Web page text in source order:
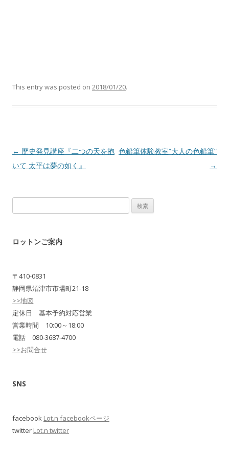
This entry was posted on 2018/01/20.
Post navigation
← 歴史発見講座『二つの天を抱
いて 太平は夢の如く』
色鉛筆体験教室“大人の色鉛筆”
→
索:
ロットンご案内
〒410-0831
静岡県沼津市市場町21-18
>>地図
定休日 基本予約対応営業
営業時間 10:00～18:00
電話 080-3687-4700
>>お問合せ
SNS
facebook Lot.n facebookページ
twitter Lot.n twitter